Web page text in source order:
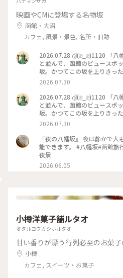
映画やCMに登場する名物坂
函館・大沼
カフェ, 風景・景色, 名所・旧跡
2026.07.28 ദ്ദി(⎚_⎚)1120 「八幡坂」 ※引用 函館山か
と並んで、函館のビュースポ
坂。かつてこの坂を上りきっ
され、名前の由来となっている。 日中来たのは初めてで
😄 あまり、うまく撮れてな
散歩しましたが、やはり日中
像はありませんが、最近北海
題の「街角クレープ」を見つ
ってみてください（笑） 最後
買物してました✨️ #北海道#函館市#八幡坂#船魂神社#カトリッ
ク教会#金森倉庫#散歩#観光#
2026.07.30
2026.07.28 ദ്ദി(⎚_⎚)1120 「八幡坂」 ※引用 函館山か
と並んで、函館のビュースポ
坂。かつてこの坂を上りきっ
され、名前の由来となっている。 日中来たのは初めてで
😄 あまり、うまく撮れてな
散歩しましたが、やはり日中
像はありませんが、最近話題
た🤤 #北海道#函館市#八幡坂#カトリック教会#船魂神社#散歩
2026.07.30
『夜の八幡坂』 夜は静かで
能できます。 #八幡坂#函館旅行#函館名所#函館スポット#函館
夜景
2026.06.05
小樽洋菓子舗ルタオ
オタルヨウガシホルタオ
甘い香りが漂う行列必至のお菓
小樽
カフェ, スイーツ・お菓子